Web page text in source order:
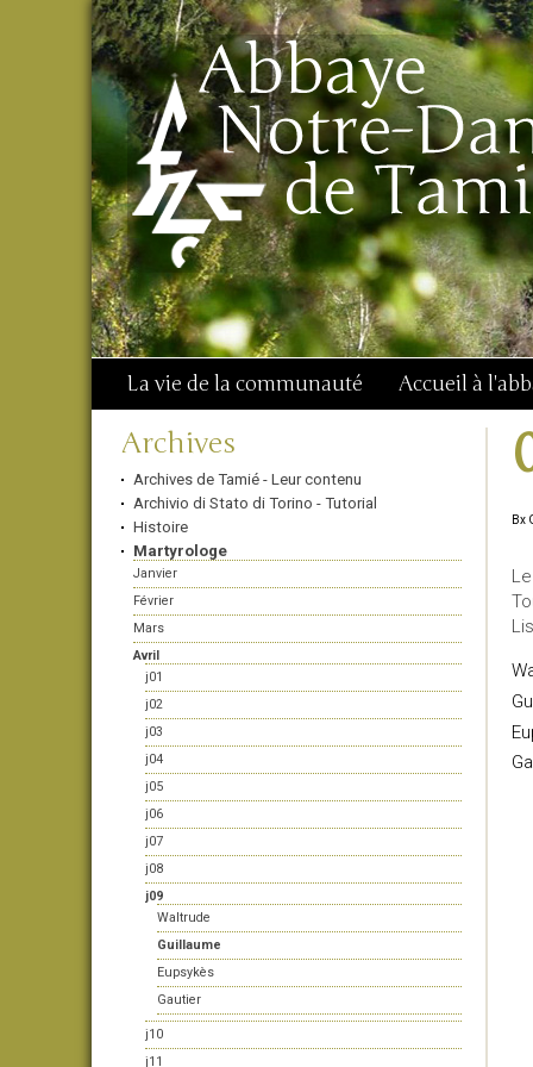
Aller
au
contenu.
|
Aller
à
navigation
Outils
personnels
Chercher par
Recherche
avancée…
La vie de la communauté Accueil à
Navigation
Archives
Archives de Tamié - Leur contenu
Archivio di Stato di Torino - Tutorial
Histoire
Martyrologe
Janvier
Février
Mars
Avril
j01
j02
j03
j04
j05
j06
j07
j08
j09
Waltrude
Guillaume
Eupsykès
Gautier
j10
j11
Bx